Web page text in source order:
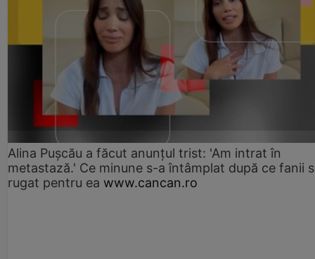
Alina Pușcău a făcut anunțul trist: 'Am intrat în
metastază.' Ce minune s-a întâmplat după ce fanii
rugat pentru ea www.cancan.ro